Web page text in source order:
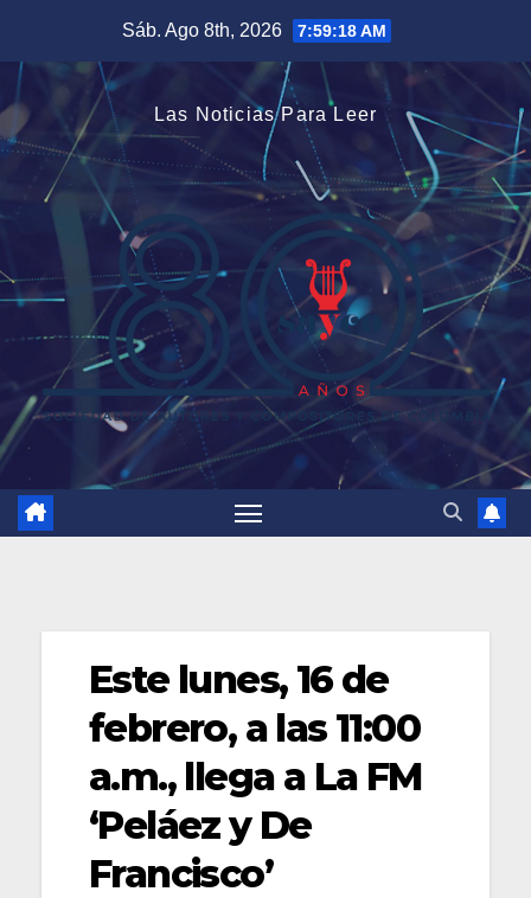
contenido
Sáb. Ago 8th, 2026 7:59:18 AM
Las Noticias Para Leer
Este lunes, 16 de
febrero, a las 11:00
a.m., llega a La FM
‘Peláez y De
Francisco’